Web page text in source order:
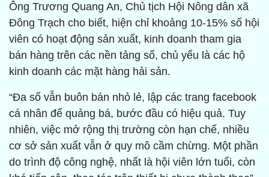
Ông Trương Quang An, Chủ tịch Hội Nông dân xã
Đông Trạch cho biết, hiện chỉ khoảng 10-15% số hội
viên có hoạt động sản xuất, kinh doanh tham gia
bán hàng trên các nền tảng số, chủ yếu là các hộ
kinh doanh các mặt hàng hải sản.
“Đa số vẫn buôn bán nhỏ lẻ, lập các trang facebook
cá nhân để quảng bá, bước đầu có hiệu quả. Tuy
nhiên, việc mở rộng thị trường còn hạn chế, nhiều
cơ sở sản xuất vẫn ở quy mô cầm chừng. Một phần
do trình độ công nghệ, nhất là hội viên lớn tuổi, còn